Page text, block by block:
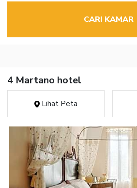
CARI KAMAR
4 Martano hotel
Lihat Peta